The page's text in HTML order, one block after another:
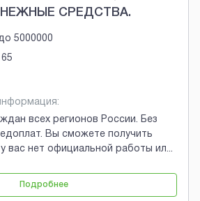
СРЕДСТВА.
5000000
65
всех регионов России. Без
Вы сможете получить
вас нет официальной работы ил...
Подробнее